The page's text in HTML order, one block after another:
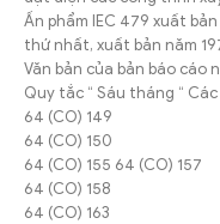
Ấn phẩm IEC 479 xuất
thứ nhất, xuất bản năm
Văn bản của bản báo cáo
Quy tắc “ Sáu tháng “
64 (CO) 149
64 (CO) 150
64 (CO) 155 64 (CO) 157
64 (CO) 158
64 (CO) 163